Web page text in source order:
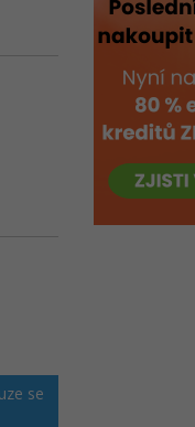
se